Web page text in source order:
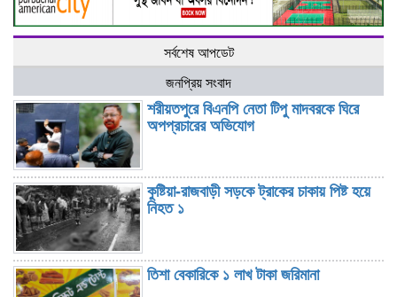
সর্বশেষ আপডেট
জনপ্রিয় সংবাদ
শরীয়তপুরে বিএনপি নেতা টিপু মাদবরকে ঘিরে
অপপ্রচারের অভিযোগ
কুষ্টিয়া-রাজবাড়ী সড়কে ট্রাকের চাকায় পিষ্ট হয়ে
নিহত ১
তিশা বেকারিকে ১ লাখ টাকা জরিমানা